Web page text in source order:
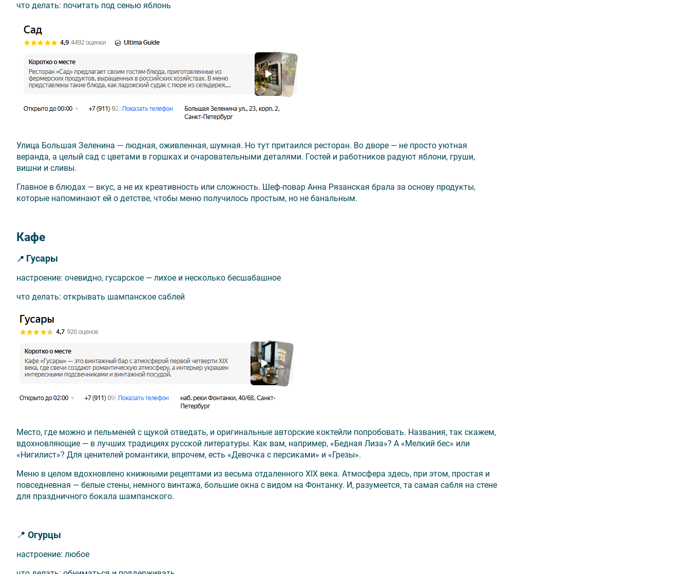
что делать: почитать под сенью яблонь
Улица Большая Зеленина — людная, оживленная, шумная. Но тут притаился ресторан. Во дворе — не просто уютная
веранда, а целый сад с цветами в горшках и очаровательными деталями. Гостей и работников радуют яблони, груши,
вишни и сливы.
Главное в блюдах — вкус, а не их креативность или сложность. Шеф-повар Анна Рязанская брала за основу продукты,
которые напоминают ей о детстве, чтобы меню получилось простым, но не банальным.
Кафе
📍 Гусары
настроение: очевидно, гусарское — лихое и несколько бесшабашное
что делать: открывать шампанское саблей
Место, где можно и пельменей с щукой отведать, и оригинальные авторские коктейли попробовать. Названия, так скажем,
вдохновляющие — в лучших традициях русской литературы. Как вам, например, «Бедная Лиза»? А «Мелкий бес» или
«Нигилист»? Для ценителей романтики, впрочем, есть «Девочка с персиками» и «Грезы».
Меню в целом вдохновлено книжными рецептами из весьма отдаленного XIX века. Атмосфера здесь, при этом, простая и
повседневная — белые стены, немного винтажа, большие окна с видом на Фонтанку. И, разумеется, та самая сабля на стене
для праздничного бокала шампанского.
📍 Огурцы
настроение: любое